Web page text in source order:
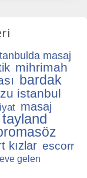
masaj
mihrimah
bardak
istanbul
masaj
tayland
kızlar escorr
eve gelen